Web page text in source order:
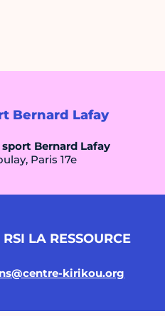
Bernard Lafay
sport Bernard Lafay
Paris 17e
LA RESSOURCE
kirikou.org